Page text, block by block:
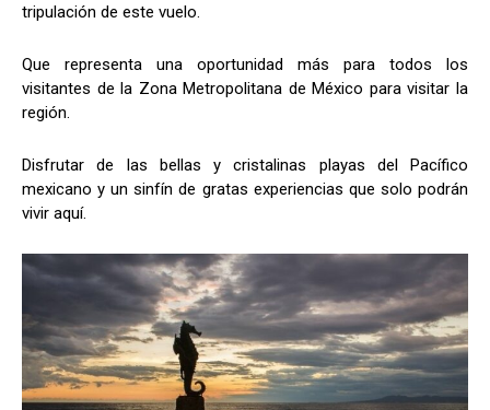
tripulación de este vuelo.
Que representa una oportunidad más para todos los
visitantes de la Zona Metropolitana de México para visitar la
región.
Disfrutar de las bellas y cristalinas playas del Pacífico
mexicano y un sinfín de gratas experiencias que solo podrán
vivir aquí.